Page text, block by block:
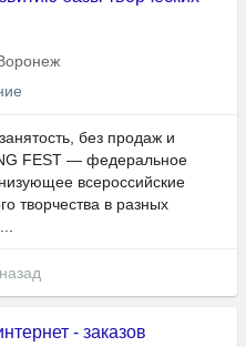
без продаж и
FEST — федеральное
всероссийские
творчества в разных
- заказов